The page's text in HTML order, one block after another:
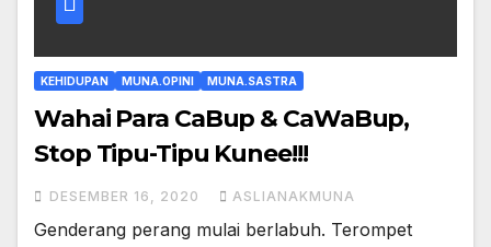
KEHIDUPAN MUNA.OPINI MUNA.SASTRA
Wahai Para CaBup & CaWaBup,
Stop Tipu-Tipu Kunee!!!
DESEMBER 16, 2020 ASLIANAKMUNA
Genderang perang mulai berlabuh. Terompet